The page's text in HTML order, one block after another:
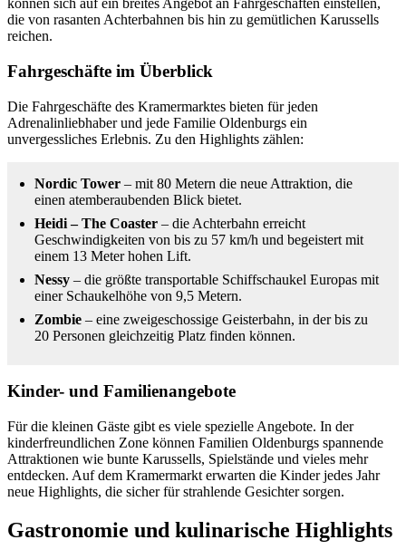
können sich auf ein breites Angebot an Fahrgeschäften einstellen,
die von rasanten Achterbahnen bis hin zu gemütlichen Karussells
reichen.
Fahrgeschäfte im Überblick
Die Fahrgeschäfte des Kramermarktes bieten für jeden
Adrenalinliebhaber und jede Familie Oldenburgs ein
unvergessliches Erlebnis. Zu den Highlights zählen:
Nordic Tower – mit 80 Metern die neue Attraktion, die
einen atemberaubenden Blick bietet.
Heidi – The Coaster – die Achterbahn erreicht
Geschwindigkeiten von bis zu 57 km/h und begeistert mit
einem 13 Meter hohen Lift.
Nessy – die größte transportable Schiffschaukel Europas mit
einer Schaukelhöhe von 9,5 Metern.
Zombie – eine zweigeschossige Geisterbahn, in der bis zu
20 Personen gleichzeitig Platz finden können.
Kinder- und Familienangebote
Für die kleinen Gäste gibt es viele spezielle Angebote. In der
kinderfreundlichen Zone können Familien Oldenburgs spannende
Attraktionen wie bunte Karussells, Spielstände und vieles mehr
entdecken. Auf dem Kramermarkt erwarten die Kinder jedes Jahr
neue Highlights, die sicher für strahlende Gesichter sorgen.
Gastronomie und kulinarische Highlights